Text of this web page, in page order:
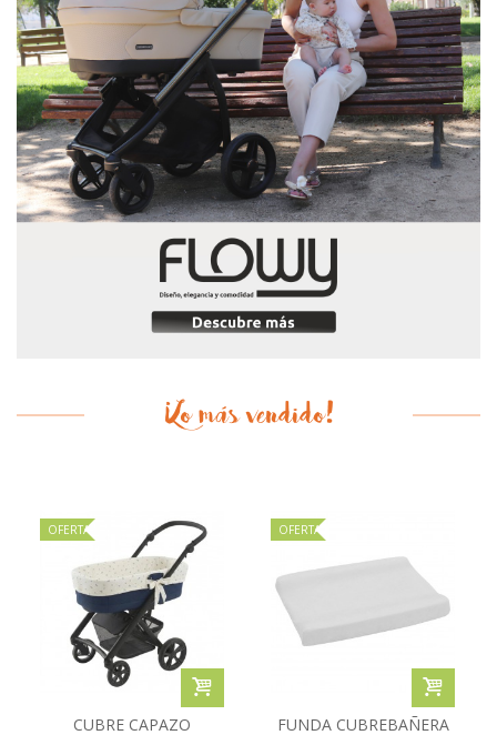
¡Lo más vendido!
OFERTA
CUBRE CAPAZO
OFERTA
FUNDA CUBREBAÑERA